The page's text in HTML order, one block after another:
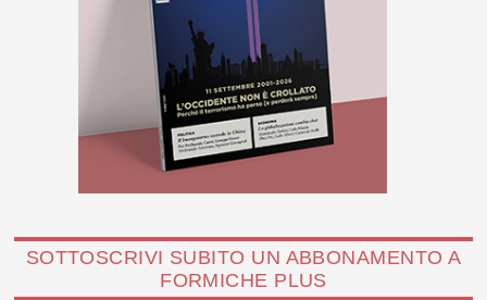
SOTTOSCRIVI SUBITO UN ABBONAMENTO A
FORMICHE PLUS